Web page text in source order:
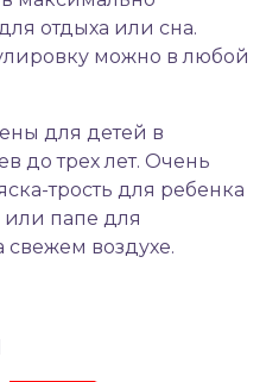
отдыха или сна.
можно в любой
для детей в
до трех лет. Очень
трость для ребенка
или папе для
воздухе.